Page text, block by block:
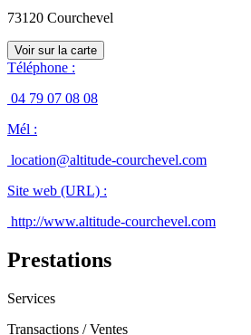
73120 Courchevel
Voir sur la carte
Téléphone :
04 79 07 08 08
Mél :
location@altitude-courchevel.com
Site web (URL) :
http://www.altitude-courchevel.com
Prestations
Services
Transactions / Ventes